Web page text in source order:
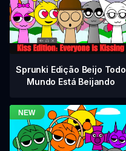
Sprunki Edição Beijo Todo
Mundo Está Beijando